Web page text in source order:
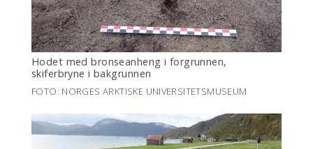
Hodet med bronseanheng i forgrunnen,
skiferbryne i bakgrunnen
FOTO: NORGES ARKTISKE UNIVERSITETSMUSEUM